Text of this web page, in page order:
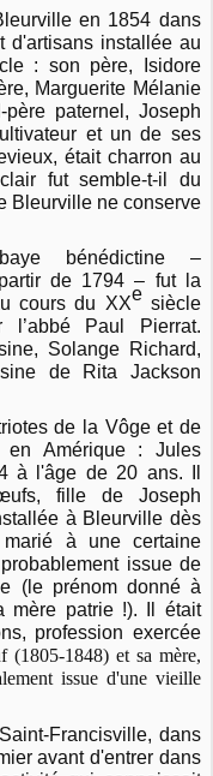
en 1854 dans
d'artisans installée au
: son père, Isidore
Marguerite Mélanie
paternel, Joseph
et un de ses
était charron au
fut semble-t-il du
Bleurville ne conserve
bénédictine –
de 1794 – fut la
cours du XXe siècle
Paul Pierrat.
Solange Richard,
de Rita Jackson
de la Vôge et de
en Amérique : Jules
à l'âge de 20 ans. Il
fille de Joseph
à Bleurville dès
à une certaine
issue de
(le prénom donné à
mère patrie !). Il était
profession exercée
(1805-1848) et sa mère,
issue d'une vieille
Francisville, dans
avant d'entrer dans